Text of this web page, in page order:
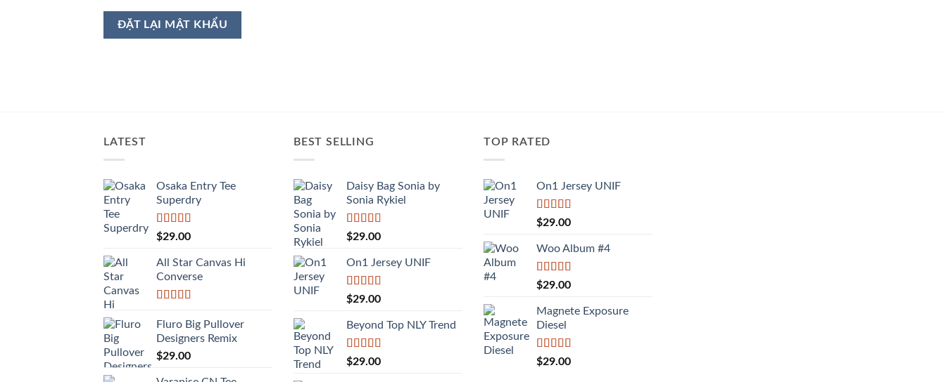
ĐẶT LẠI MẬT KHẨU
LATEST
Osaka Entry Tee
Superdry
Được xếp
5 sao
$29.00
All Star Canvas Hi
Converse
hạng4.33
5 sao
Fluro Big Pullover
Designers Remix
$29.00
BEST SELLING
Daisy Bag Sonia by
Sonia Rykiel
Được
hạng
3.505
sao
$29.00
On1 Jersey UNIF
Được xếp
sao
$29.00
Beyond Top NLY Trend
Được
$29.00
TOP RATED
On1 Jersey UNIF
Được xếp
sao
$29.00
Woo Album #4
Được xếp
sao
$29.00
Magnete Exposure
Diesel
Được xếp
$29.00